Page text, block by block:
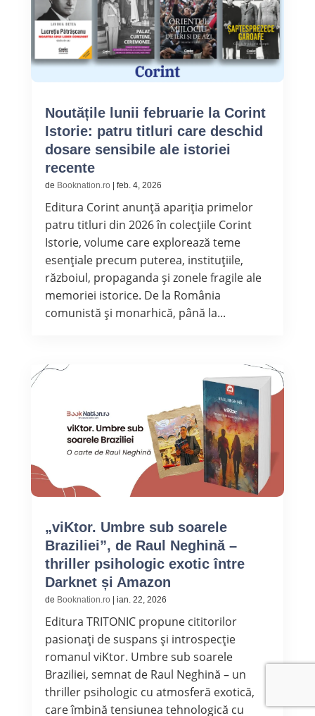
Noutățile lunii februarie la Corint
Istorie: patru titluri care deschid
dosare sensibile ale istoriei
recente
de Booknation.ro feb. 4, 2026
Editura Corint anunță apariția primelor
patru titluri din 2026 în colecțiile Corint
Istorie, volume care explorează teme
esențiale precum puterea, instituțiile,
războiul, propaganda și zonele fragile ale
memoriei istorice. De la România
comunistă și monarhică, până la...
„viKtor. Umbre sub soarele
Braziliei”, de Raul Neghină –
thriller psihologic exotic între
Darknet și Amazon
de Booknation.ro ian. 22, 2026
Editura TRITONIC propune cititorilor
pasionați de suspans și introspecție
romanul viKtor. Umbre sub soarele
Braziliei, semnat de Raul Neghină – un
thriller psihologic cu atmosferă exotică,
care îmbină tensiunea tehnologică cu